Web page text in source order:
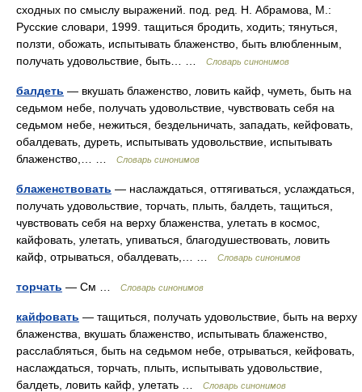
сходных по смыслу выражений. под. ред. Н. Абрамова, М.:
Русские словари, 1999. тащиться бродить, ходить; тянуться,
ползти, обожать, испытывать блаженство, быть влюбленным,
получать удовольствие, быть… …
Словарь синонимов
балдеть — вкушать блаженство, ловить кайф, чуметь, быть на
седьмом небе, получать удовольствие, чувствовать себя на
седьмом небе, нежиться, бездельничать, западать, кейфовать,
обалдевать, дуреть, испытывать удовольствие, испытывать
блаженство,… …
Словарь синонимов
блаженствовать — наслаждаться, оттягиваться, услаждаться,
получать удовольствие, торчать, плыть, балдеть, тащиться,
чувствовать себя на верху блаженства, улетать в космос,
кайфовать, улетать, упиваться, благодушествовать, ловить
кайф, отрываться, обалдевать,… …
Словарь синонимов
торчать — См … Словарь синонимов
кайфовать — тащиться, получать удовольствие, быть на верху
блаженства, вкушать блаженство, испытывать блаженство,
расслабляться, быть на седьмом небе, отрываться, кейфовать,
наслаждаться, торчать, плыть, испытывать удовольствие,
балдеть, ловить кайф, улетать …
Словарь синонимов